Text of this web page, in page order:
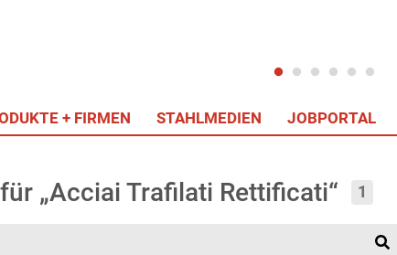
+ FIRMEN STAHLMEDIEN JOBPORTAL
„Acciai Trafilati Rettificati“ 1